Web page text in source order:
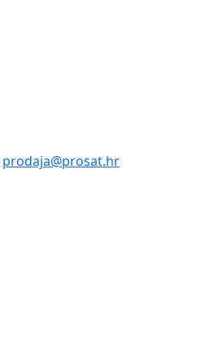
prodaja@prosat.hr